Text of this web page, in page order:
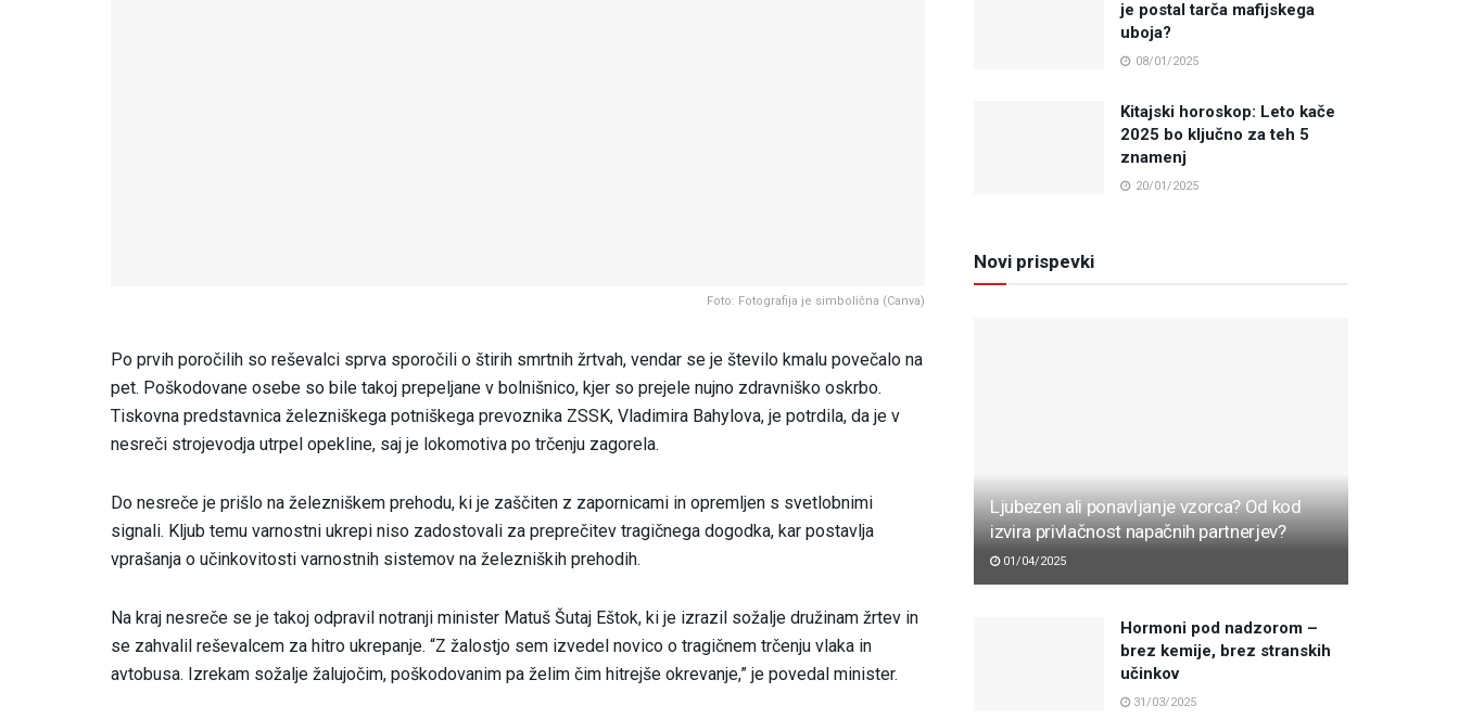
Foto: Fotografija je simbolična (Canva)
Po prvih poročilih so reševalci sprva sporočili o štirih smrtnih žrtvah, vendar se je število kmalu povečalo na
pet. Poškodovane osebe so bile takoj prepeljane v bolnišnico, kjer so prejele nujno zdravniško oskrbo.
Tiskovna predstavnica železniškega potniškega prevoznika ZSSK, Vladimira Bahylova, je potrdila, da je v
nesreči strojevodja utrpel opekline, saj je lokomotiva po trčenju zagorela.
Do nesreče je prišlo na železniškem prehodu, ki je zaščiten z zapornicami in opremljen s svetlobnimi
signali. Kljub temu varnostni ukrepi niso zadostovali za preprečitev tragičnega dogodka, kar postavlja
vprašanja o učinkovitosti varnostnih sistemov na železniških prehodih.
Na kraj nesreče se je takoj odpravil notranji minister Matuš Šutaj Eštok, ki je izrazil sožalje družinam žrtev in
se zahvalil reševalcem za hitro ukrepanje. “Z žalostjo sem izvedel novico o tragičnem trčenju vlaka in
avtobusa. Izrekam sožalje žalujočim, poškodovanim pa želim čim hitrejše okrevanje,” je povedal minister.
je postal tarča mafijskega
uboja?
08/01/2025
Kitajski horoskop: Leto kače
2025 bo ključno za teh 5
znamenj
20/01/2025
Novi prispevki
Ljubezen ali ponavljanje vzorca? Od kod
izvira privlačnost napačnih partnerjev?
01/04/2025
Hormoni pod nadzorom –
brez kemije, brez stranskih
učinkov
31/03/2025